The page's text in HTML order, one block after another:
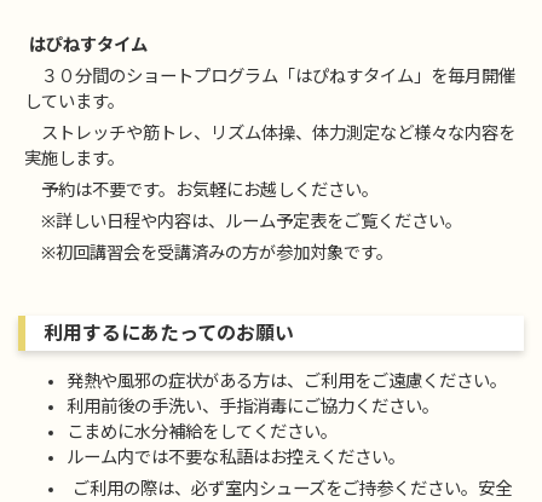
はぴねすタイム
３０分間のショートプログラム「はぴねすタイム」を毎月開催
しています。
ストレッチや筋トレ、リズム体操、体力測定など様々な内容を
実施します。
予約は不要です。お気軽にお越しください。
※詳しい日程や内容は、ルーム予定表をご覧ください。
※初回講習会を受講済みの方が参加対象です。
利用するにあたってのお願い
発熱や風邪の症状がある方は、ご利用をご遠慮ください。
利用前後の手洗い、手指消毒にご協力ください。
こまめに水分補給をしてください。
ルーム内では不要な私語はお控えください。
ご利用の際は、必ず室内シューズをご持参ください。安全